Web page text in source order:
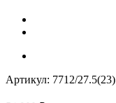
Артикул: 7712/27.5(23)